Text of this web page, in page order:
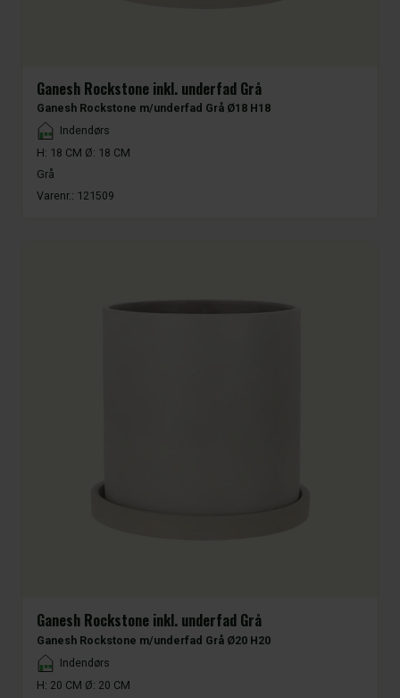
Ganesh Rockstone inkl. underfad Grå
Ganesh Rockstone m/underfad Grå Ø18 H18
Placement
Indendørs
H: 18 CM Ø: 18 CM
Grå
Varenr.: 121509
Ganesh Rockstone inkl. underfad Grå
Ganesh Rockstone m/underfad Grå Ø20 H20
Placement
Indendørs
H: 20 CM Ø: 20 CM